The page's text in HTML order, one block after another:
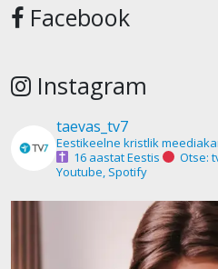
Facebook
Instagram
taevas_tv7
Eestikeelne kristlik
16 aastat Eestis
Otse:
Youtube, Spotify